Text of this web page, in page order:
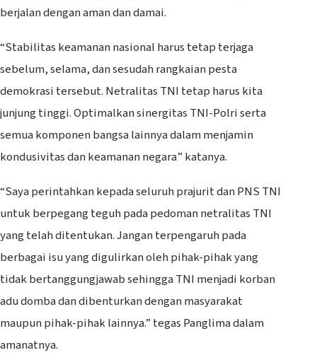
berjalan dengan aman dan damai.
“Stabilitas keamanan nasional harus tetap terjaga
sebelum, selama, dan sesudah rangkaian pesta
demokrasi tersebut. Netralitas TNI tetap harus kita
junjung tinggi. Optimalkan sinergitas TNI-Polri serta
semua komponen bangsa lainnya dalam menjamin
kondusivitas dan keamanan negara” katanya.
“Saya perintahkan kepada seluruh prajurit dan PNS TNI
untuk berpegang teguh pada pedoman netralitas TNI
yang telah ditentukan. Jangan terpengaruh pada
berbagai isu yang digulirkan oleh pihak-pihak yang
tidak bertanggungjawab sehingga TNI menjadi korban
adu domba dan dibenturkan dengan masyarakat
maupun pihak-pihak lainnya.” tegas Panglima dalam
amanatnya.